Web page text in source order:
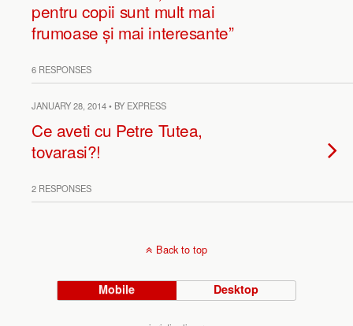
pentru copii sunt mult mai
frumoase și mai interesante”
6 RESPONSES
JANUARY 28, 2014 • BY EXPRESS
Ce aveti cu Petre Tutea,
tovarasi?!
2 RESPONSES
Back to top
Mobile Desktop